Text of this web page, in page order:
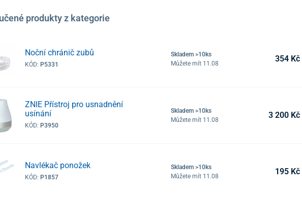
každodenního života.
produkty z kategorie
Noční chránič zubů
KÓD: P5331
Skladem >10ks
Můžete mít 11.08
354 Kč
ZNIE Přístroj pro usnadnění
usínání
KÓD: P3950
Skladem >10ks
Můžete mít 11.08
3 200 Kč
Navlékač ponožek
KÓD: P1857
Skladem >10ks
Můžete mít 11.08
195 Kč